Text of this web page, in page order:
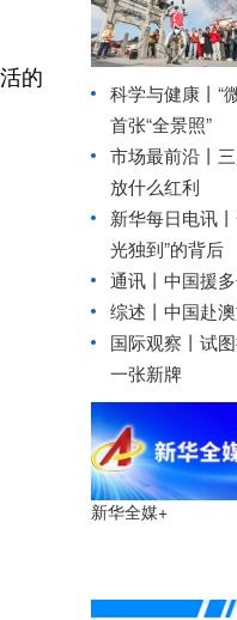
的
科学与健康丨“
首张“全景照”
市场最前沿丨
放什么红利
新华每日电讯丨
光独到”的背后
通讯丨中国援
综述丨中国赴
国际观察丨 试
一张新牌
新华全媒+